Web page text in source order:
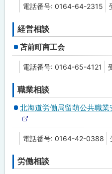
電話番号: 0164-64-2315
経営相談
苫前町商工会
電話番号: 0164-65-4121
職業相談
北海道労働局留萌公共職業
外
部
サ
ト
電話番号: 0164-42-0388
労働相談